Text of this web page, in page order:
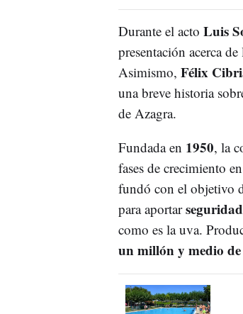
Durante el acto Luis
presentación acerca de
Asimismo, Félix
una breve historia
de Azagra.
Fundada en 1950, la
fases de crecimiento en
fundó con el objetivo
para aportar
como es la uva.
un millón y medio